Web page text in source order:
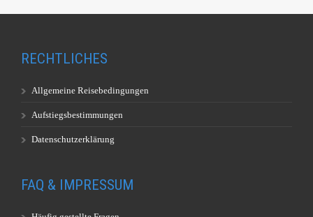
RECHTLICHES
Allgemeine Reisebedingungen
Aufstiegsbestimmungen
Datenschutzerklärung
FAQ & IMPRESSUM